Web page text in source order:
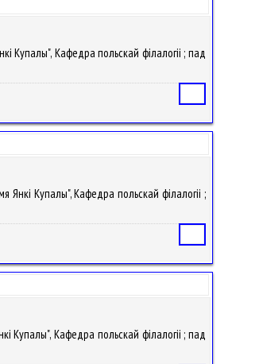
Купалы", Кафедра польскай філалогіі ; пад
Янкі Купалы", Кафедра польскай філалогіі ;
Купалы", Кафедра польскай філалогіі ; пад